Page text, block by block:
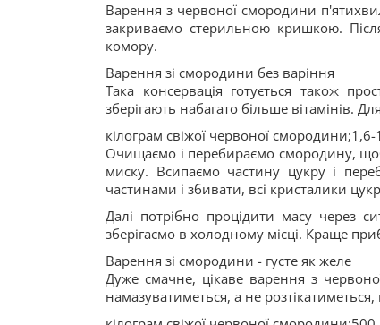
Варення з червоної смородини
закриваємо стерильною кришкою.
комору.
Варення зі смородини без варіння
Така консервація готується також
зберігають набагато більше вітамінів.
кілограм свіжої червоної смородини;1,6-
Очищаємо і перебираємо смородину,
миску. Всипаємо частину цукру і
частинами і збивати, всі кристалики
Далі потрібно процідити масу через
зберігаємо в холодному місці. Краще
Варення зі смородини - густе як желе
Дуже смачне, цікаве варення з
намазуватиметься, а не